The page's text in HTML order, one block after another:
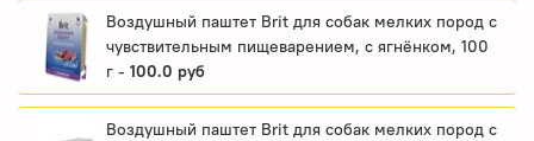
Воздушный паштет Brit для собак мелких пород с
чувствительным пищеварением, с ягнёнком, 100
г - 100.0 руб
Воздушный паштет Brit для собак мелких пород с